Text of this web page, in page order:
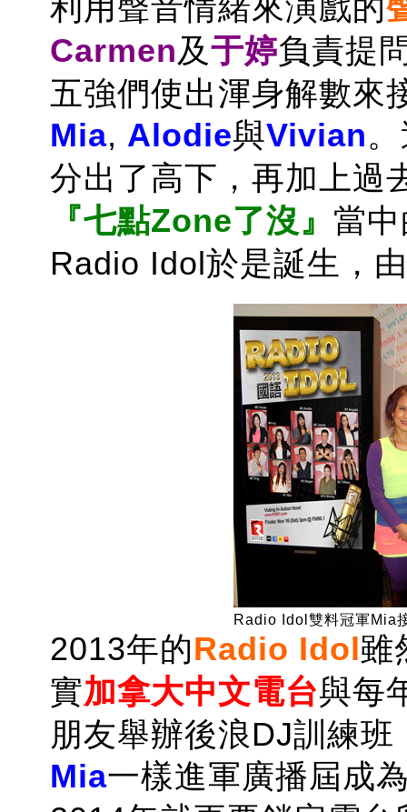
利用聲音情緒來演戲的
Carmen及于婷負責提
五強們使出渾身解數來
Mia, Alodie與Vivian
分出了高下，再加上過
『七點Zone了沒 』 當
Radio Idol於是誕生，由
Radio Idol雙料冠軍Mia
2013年的Radio Idol雖
實加拿大中文電台與每
朋友舉辦後浪DJ訓練
Mia一樣進軍廣播屆成